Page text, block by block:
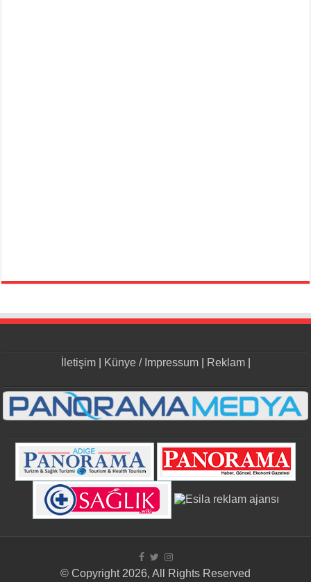
İletişim| Künye / Impressum| Reklam|
© Copyright 2026, All Rights Reserved